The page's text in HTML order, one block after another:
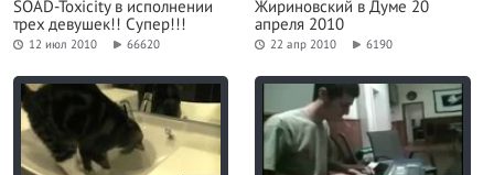
SOAD-Toxicity в исполнении
трех девушек!! Супер!!!
12 июл 2010 66620
Жириновский в Думе 20
апреля 2010
22 апр 2010 6190